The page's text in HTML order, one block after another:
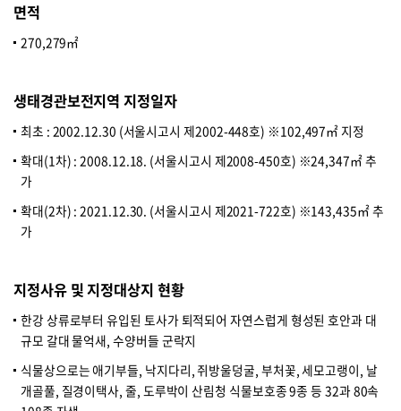
면적
270,279㎡
생태경관보전지역 지정일자
최초 : 2002.12.30 (서울시고시 제2002-448호) ※102,497㎡ 지정
확대(1차) : 2008.12.18. (서울시고시 제2008-450호) ※24,347㎡ 추
가
확대(2차) : 2021.12.30. (서울시고시 제2021-722호) ※143,435㎡ 추
가
지정사유 및 지정대상지 현황
한강 상류로부터 유입된 토사가 퇴적되어 자연스럽게 형성된 호안과 대
규모 갈대 물억새, 수양버들 군락지
식물상으로는 애기부들, 낙지다리, 쥐방울덩굴, 부처꽃, 세모고랭이, 날
개골풀, 질경이택사, 줄, 도루박이 산림청 식물보호종 9종 등 32과 80속